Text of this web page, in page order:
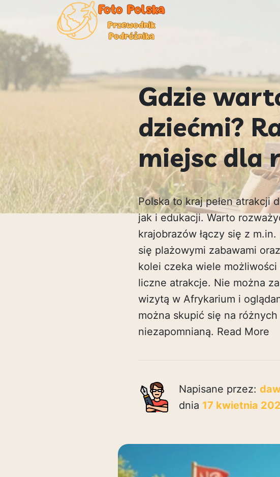
Gdzie
dziećmi?
miejsc dla
Polska to kraj pełen atrakcji
jak i edukacji. Warto
krajobrazów łączy się z
się plażowymi zabawami
kolei czeka wiele
liczne atrakcje. Nie można
wizytą w Afrykarium i
można skupić się na
niezapomnianą. Read More
Napisane przez:
dnia 17 kwietnia